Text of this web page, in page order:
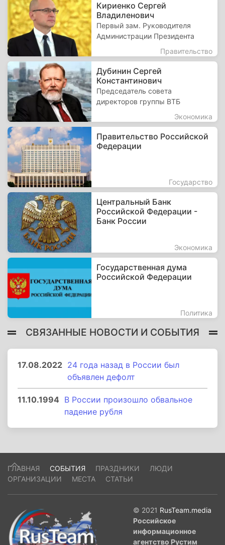
Кириенко Сергей
Владиленович
Первый зам. Руководителя
Администрации Президента
Правительство
Дубинин Сергей
Константинович
Председатель совета
директоров группы ВТБ
Экономика
Правительство Российской
Федерации
Государство
Центральный Банк
Российской Федерации -
Банк России
Экономика
Государственная дума
Российской Федерации
Политика
СВЯЗАННЫЕ НОВОСТИ И СОБЫТИЯ
17.08.2022 24 года назад в России был
объявлен дефолт
11.10.1994 В России произошло обвальное
падение рубля
ГЛАВНАЯ СОБЫТИЯ ПРАЗДНИКИ
ЛЮДИ
ОРГАНИЗАЦИИ
МЕСТА СТАТЬИ
© 2021 RusTeam.media
Российское
информационное
агентство Рустим